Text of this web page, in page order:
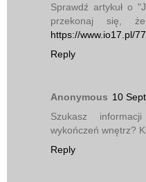
Sprawdź artykuł o
przekonaj się,
https://www.io17.pl/
Reply
Anonymous 10
Szukasz
wykończeń wnętrz?
Reply